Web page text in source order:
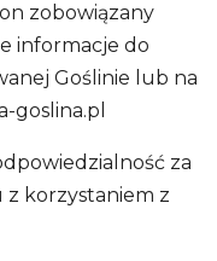
zobowiązany
informacje do
Goślinie lub na
goslina.pl
za
korzystaniem z